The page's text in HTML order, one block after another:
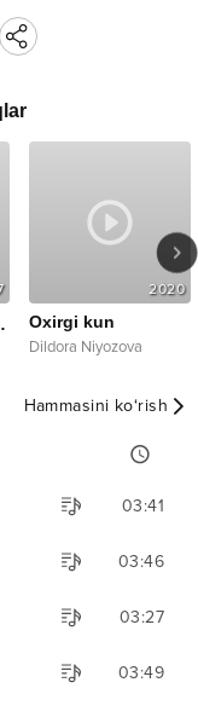
2020
Oxirgi kun
Dildora Niyozova
Hammasini ko‘rish
03:41
03:46
03:27
03:49